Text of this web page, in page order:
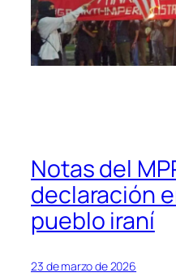
Notas del
declaración
pueblo iraní
23 de marzo de 2026